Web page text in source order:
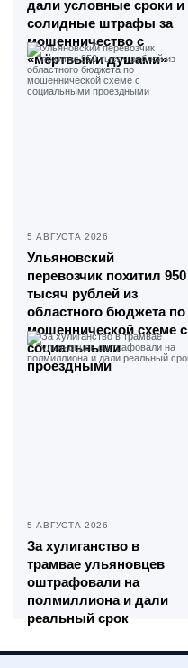
дали условные сроки и
солидные штрафы за
мошенничество с
«мёртвыми душами»
5 АВГУСТА 2026
Ульяновский
перевозчик похитил 950
тысяч рублей из
областного бюджета по
мошеннической схеме с
социальными
проездными
5 АВГУСТА 2026
За хулиганство в
трамвае ульяновцев
оштрафовали на
полмиллиона и дали
реальный срок